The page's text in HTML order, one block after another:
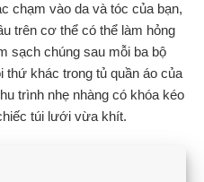
chạm vào da và tóc của bạn,
trên cơ thể có thể làm hỏng
sạch chúng sau mỗi ba bộ
thứ khác trong tủ quần áo của
trình nhẹ nhàng có khóa kéo
túi lưới vừa khít.